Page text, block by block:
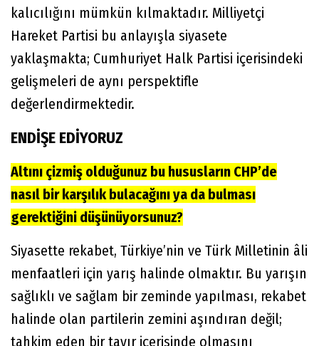
kalıcılığını mümkün kılmaktadır. Milliyetçi
Hareket Partisi bu anlayışla siyasete
yaklaşmakta; Cumhuriyet Halk Partisi içerisindeki
gelişmeleri de aynı perspektifle
değerlendirmektedir.
ENDİŞE EDİYORUZ
Altını çizmiş olduğunuz bu hususların CHP’de
nasıl bir karşılık bulacağını ya da bulması
gerektiğini düşünüyorsunuz?
Siyasette rekabet, Türkiye’nin ve Türk Milletinin âli
menfaatleri için yarış halinde olmaktır. Bu yarışın
sağlıklı ve sağlam bir zeminde yapılması, rekabet
halinde olan partilerin zemini aşındıran değil;
tahkim eden bir tavır içerisinde olmasını